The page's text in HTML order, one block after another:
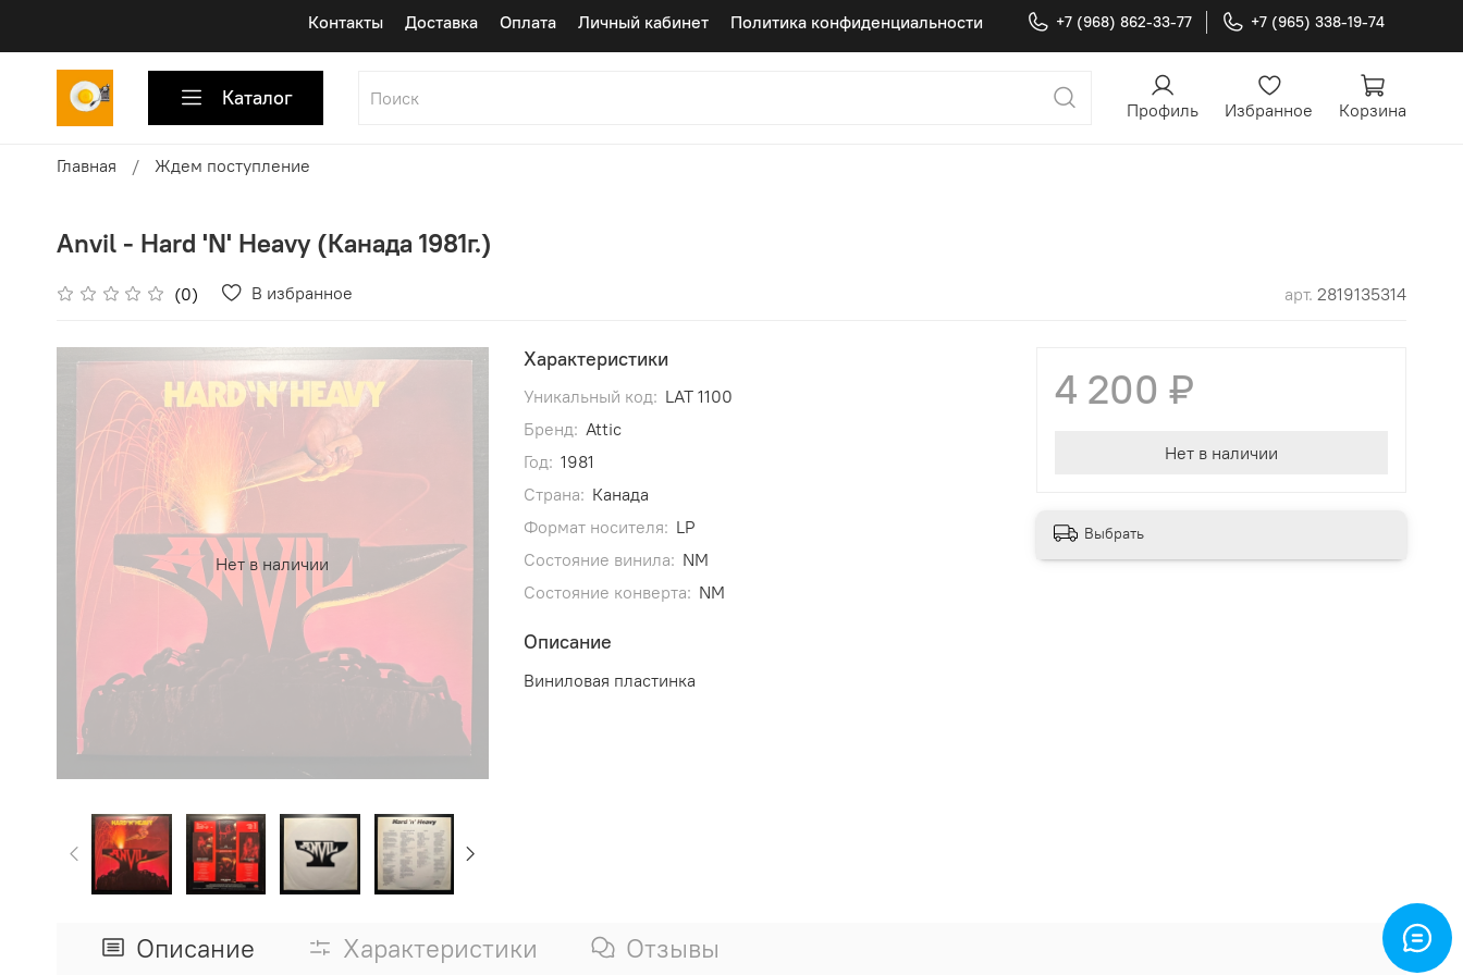
Контакты Доставка Оплата Личный кабинет Политика конфиденциальности +7 (968) 862-33-77 +7 (965) 338-19-74
Каталог Профиль Избранное Корзина
Главная Ждем поступление
Anvil - Hard 'N' Heavy (Канада 1981г.)
(0) В избранное арт. 2819135314
Нет в наличии
Характеристики
Уникальный код: LAT 1100
Бренд: Attic
Год: 1981
Страна: Канада
Формат носителя: LP
Состояние винила: NM
Состояние конверта: NM
Описание
Виниловая пластинка
4 200 ₽
Нет в наличии
Выбрать
Описание Характеристики Отзывы